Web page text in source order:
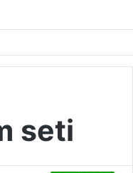
...
seti